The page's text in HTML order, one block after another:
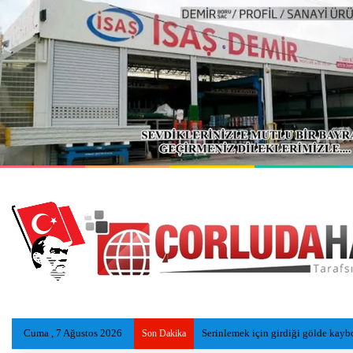
Cuma , 7 Ağustos 2026 Son Dakika Serinlemek için girdiği gölde